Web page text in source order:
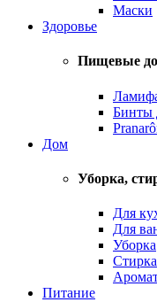
Маски
Здоровье
Пищевые
Бинты
Дом
Уборка,
Для
Для
Уборка
Стирка
Питание